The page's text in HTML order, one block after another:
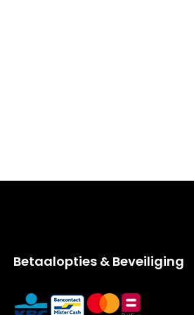
Betaalopties & Beveiliging